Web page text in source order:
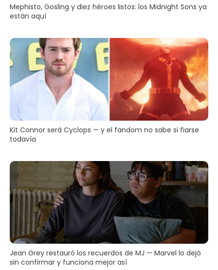
Mephisto, Gosling y diez héroes listos: los Midnight Sons ya
están aquí
Kit Connor será Cyclops — y el fandom no sabe si fiarse
todavía
Jean Grey restauró los recuerdos de MJ — Marvel lo dejó
sin confirmar y funciona mejor así